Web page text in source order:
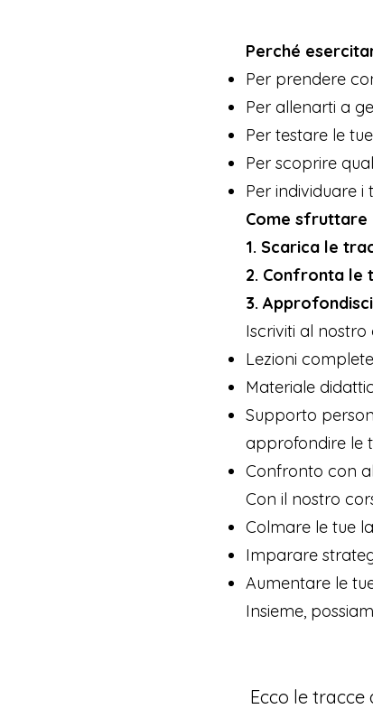
Perché
Per prendere
Per allenarti a
Per testare le
Per scoprire
Per individuare
Come sfruttare
1. Scarica le
2. Confronta le
3.
Iscriviti al
Lezioni
Materiale
Supporto
approfondire le
Confronto con
Con il nostro
Colmare le tue
Imparare
Aumentare le
Insieme,
Ecco le tracce